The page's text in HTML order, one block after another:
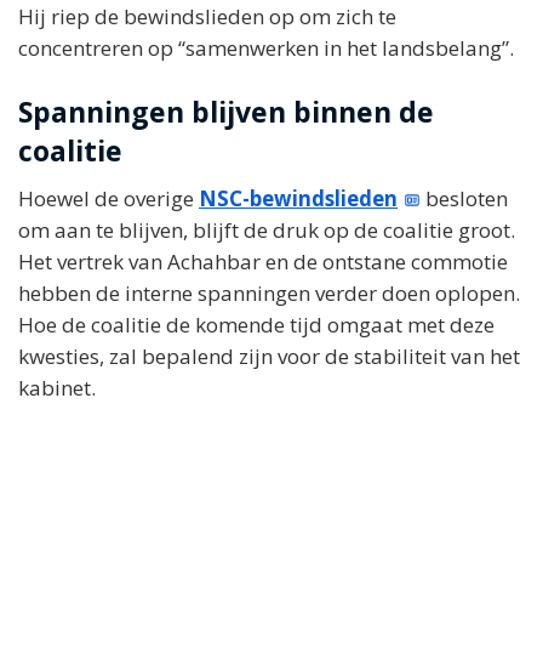
Hij riep de bewindslieden op om zich te
concentreren op “samenwerken in het landsbelang”.
Spanningen blijven binnen de
coalitie
Hoewel de overige NSC-bewindslieden
besloten
om aan te blijven, blijft de druk op de coalitie groot.
Het vertrek van Achahbar en de ontstane commotie
hebben de interne spanningen verder doen oplopen.
Hoe de coalitie de komende tijd omgaat met deze
kwesties, zal bepalend zijn voor de stabiliteit van het
kabinet.